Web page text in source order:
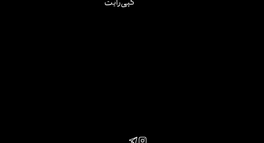
کپی‌رایت